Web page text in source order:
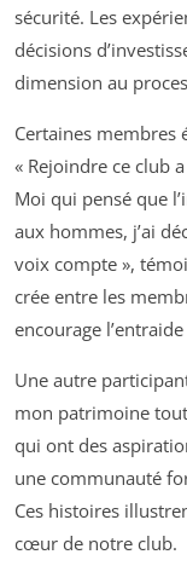
sécurité. Les
décisions
dimension au
Certaines membres
« Rejoindre ce club
Moi qui pensé que
aux hommes, j’ai
voix compte »,
crée entre les
encourage
Une autre
mon patrimoine
qui ont des
une communauté
Ces histoires
cœur de notre club.